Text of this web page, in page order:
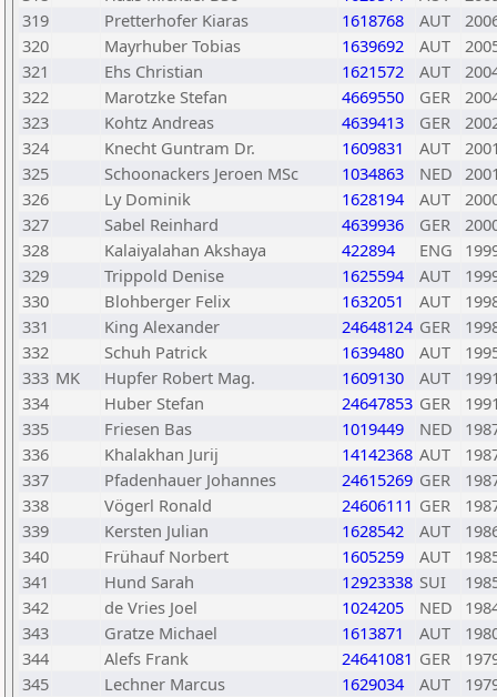
319
Pretterhofer Kiaras 1618768 AUT
320
Mayrhuber Tobias 1639692 AUT
321
Ehs Christian 1621572 AUT
322
Marotzke Stefan 4669550 GER
323
Kohtz Andreas 4639413 GER
324
Knecht Guntram Dr. 1609831 AUT
325
Schoonackers Jeroen MSc 1034863 NED
326
Ly Dominik 1628194 AUT
327
Sabel Reinhard 4639936 GER
328
Kalaiyalahan Akshaya 422894 ENG
329
Trippold Denise 1625594 AUT
330
Blohberger Felix 1632051 AUT
331
King Alexander 24648124 GER
332
Schuh Patrick 1639480 AUT
333 MK Hupfer Robert Mag. 1609130 AUT
334
Huber Stefan 24647853 GER
335
Friesen Bas 1019449 NED
336
Khalakhan Jurij 14142368 AUT
337
Pfadenhauer Johannes 24615269 GER
338
Vögerl Ronald 24606111 GER
339
Kersten Julian 1628542 AUT
340
Frühauf Norbert 1605259 AUT
341
Hund Sarah 12923338 SUI
342
de Vries Joel 1024205 NED
343
Gratze Michael 1613871 AUT
344
Alefs Frank 24641081 GER
345
Lechner Marcus 1629034 AUT